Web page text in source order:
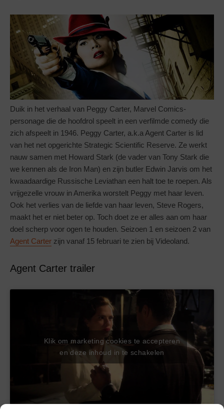
Duik in het verhaal van Peggy Carter, Marvel Comics-
personage die de hoofdrol speelt in een verfilmde comedy die
zich afspeelt in 1946. Peggy Carter, a.k.a Agent Carter is lid
van het net opgerichte Strategic Scientific Reserve. Ze werkt
nauw samen met Howard Stark (de vader van Tony Stark die
we kennen als de Iron Man) en zijn butler Edwin Jarvis om het
kwaadaardige Russische Leviathan een halt toe te roepen. Als
vrijgezelle vrouw in Amerika worstelt Peggy met haar leven.
Ook het verlies van de liefde van haar leven, Steve Rogers,
maakt het er niet beter op. Toch doet ze er alles aan om haar
doel scherp voor ogen te houden. Seizoen 1 en seizoen 2 van
Agent Carter zijn vanaf 15 februari te zien bij Videoland.
Agent Carter trailer
Klik om marketing cookies te accepteren
en deze inhoud in te schakelen